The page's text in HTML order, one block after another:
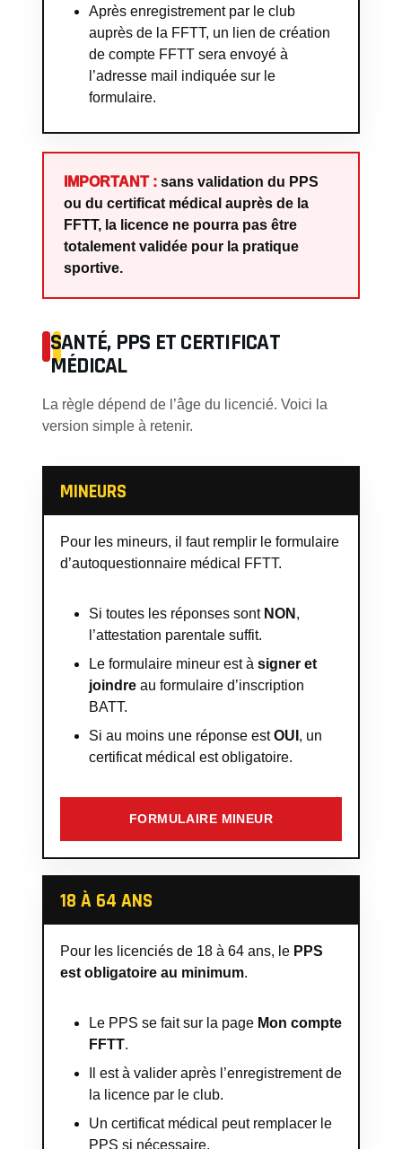
Après enregistrement par le club
auprès de la FFTT, un lien de création
de compte FFTT sera envoyé à
l’adresse mail indiquée sur le
formulaire.
IMPORTANT :sans validation du PPS
ou du certificat médical auprès de la
FFTT, la licence ne pourra pas être
totalement validée pour la pratique
sportive.
SANTÉ, PPS ET CERTIFICAT
MÉDICAL
La règle dépend de l’âge du licencié. Voici la
version simple à retenir.
MINEURS
Pour les mineurs, il faut remplir le formulaire
d’autoquestionnaire médical FFTT.
Si toutes les réponses sont NON ,
l’attestation parentale suffit.
Le formulaire mineur est à signer et
joindreau formulaire d’inscription
BATT.
Si au moins une réponse estOUI , un
certificat médical est obligatoire.
FORMULAIRE MINEUR
18 À 64 ANS
Pour les licenciés de 18 à 64 ans, le PPS
est obligatoire au minimum.
Le PPS se fait sur la page Mon compte
FFTT.
Il est à valider après l’enregistrement de
la licence par le club.
Un certificat médical peut remplacer le
PPS si nécessaire.